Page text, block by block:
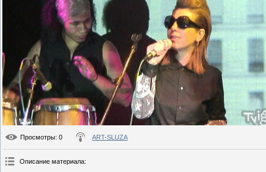
Просмотры: 0 ART-SLUZA
Описание материала: